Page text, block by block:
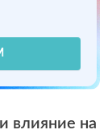
влияние на